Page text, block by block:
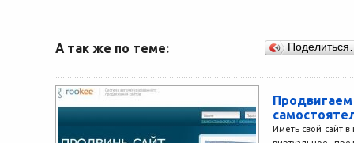
А так же по теме:
Иметь свой сайт